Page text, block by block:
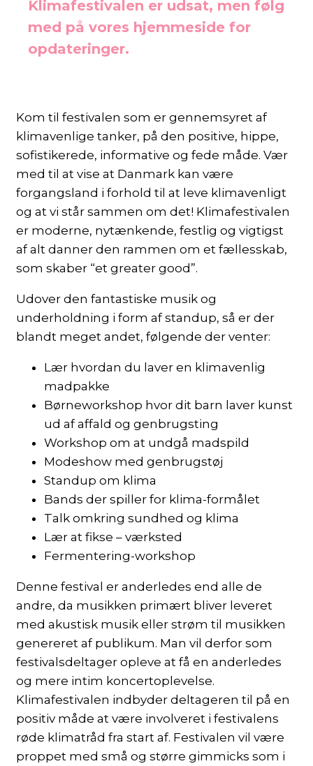
Klimafestivalen er udsat, men følg
med på vores hjemmeside for
opdateringer.
Kom til festivalen som er gennemsyret af
klimavenlige tanker, på den positive, hippe,
sofistikerede, informative og fede måde. Vær
med til at vise at Danmark kan være
forgangsland i forhold til at leve klimavenligt
og at vi står sammen om det! Klimafestivalen
er moderne, nytænkende, festlig og vigtigst
af alt danner den rammen om et fællesskab,
som skaber “et greater good”.
Udover den fantastiske musik og
underholdning i form af standup, så er der
blandt meget andet, følgende der venter:
Lær hvordan du laver en klimavenlig
madpakke
Børneworkshop hvor dit barn laver kunst
ud af affald og genbrugsting
Workshop om at undgå madspild
Modeshow med genbrugstøj
Standup om klima
Bands der spiller for klima-formålet
Talk omkring sundhed og klima
Lær at fikse – værksted
Fermentering-workshop
Denne festival er anderledes end alle de
andre, da musikken primært bliver leveret
med akustisk musik eller strøm til musikken
genereret af publikum. Man vil derfor som
festivalsdeltager opleve at få en anderledes
og mere intim koncertoplevelse.
Klimafestivalen indbyder deltageren til på en
positiv måde at være involveret i festivalens
røde klimatråd fra start af. Festivalen vil være
proppet med små og større gimmicks som i